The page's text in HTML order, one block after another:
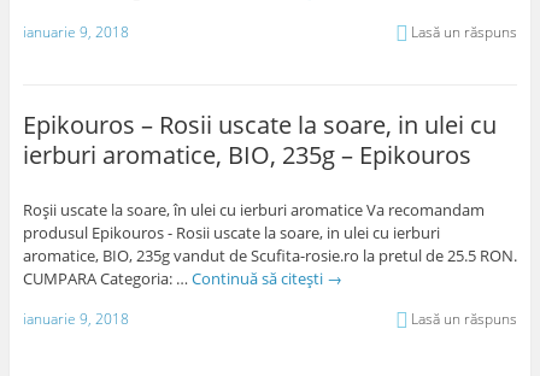
ianuarie 9, 2018 Lasă un răspuns
Epikouros – Rosii uscate la soare, in ulei cu
ierburi aromatice, BIO, 235g – Epikouros
Roșii uscate la soare, în ulei cu ierburi aromatice Va recomandam
produsul Epikouros - Rosii uscate la soare, in ulei cu ierburi
aromatice, BIO, 235g vandut de Scufita-rosie.ro la pretul de 25.5 RON.
CUMPARA Categoria: … Continuă să citești →
ianuarie 9, 2018 Lasă un răspuns